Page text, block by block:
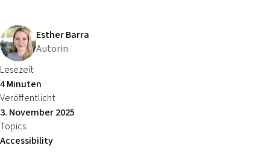
Esther Barra
Autorin
Lesezeit
4 Minuten
Veröffentlicht
3. November 2025
Topics
Accessibility